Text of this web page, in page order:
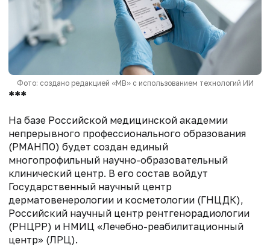
Фото: создано редакцией «МВ» с использованием технологий ИИ
***
На базе Российской медицинской академии
непрерывного профессионального образования
(РМАНПО) будет создан единый
многопрофильный научно-образовательный
клинический центр. В его состав войдут
Государственный научный центр
дерматовенерологии и косметологии (ГНЦДК),
Российский научный центр рентгенорадиологии
(РНЦРР) и НМИЦ «Лечебно-реабилитационный
центр» (ЛРЦ).